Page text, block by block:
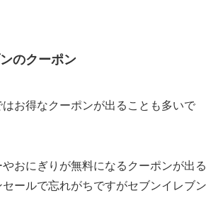
のクーポン
お得なクーポンが出ることも多いで
おにぎりが無料になるクーポンが出る
ールで忘れがちですがセブンイレブン